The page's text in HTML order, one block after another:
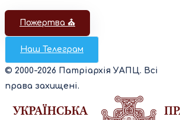
Пожертва ⛪️
Наш Телеграм
© 2000-2026 Патріархія УАПЦ. Всі
права захищені.